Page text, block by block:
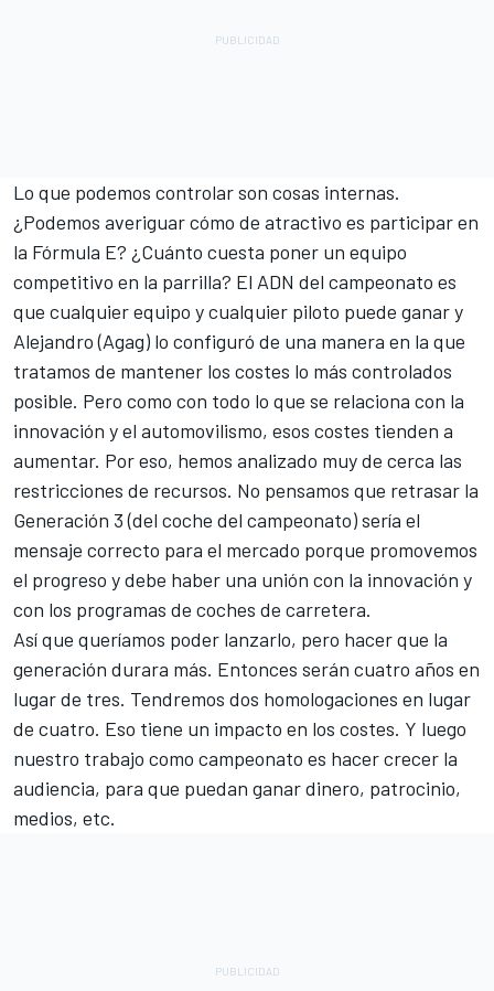
Lo que podemos controlar son cosas internas.
¿Podemos averiguar cómo de atractivo es participar en
la Fórmula E? ¿Cuánto cuesta poner un equipo
competitivo en la parrilla? El ADN del campeonato es
que cualquier equipo y cualquier piloto puede ganar y
Alejandro (Agag) lo configuró de una manera en la que
tratamos de mantener los costes lo más controlados
posible. Pero como con todo lo que se relaciona con la
innovación y el automovilismo, esos costes tienden a
aumentar. Por eso, hemos analizado muy de cerca las
restricciones de recursos. No pensamos que retrasar la
Generación 3 (del coche del campeonato) sería el
mensaje correcto para el mercado porque promovemos
el progreso y debe haber una unión con la innovación y
con los programas de coches de carretera.
Así que queríamos poder lanzarlo, pero hacer que la
generación durara más. Entonces serán cuatro años en
lugar de tres. Tendremos dos homologaciones en lugar
de cuatro. Eso tiene un impacto en los costes. Y luego
nuestro trabajo como campeonato es hacer crecer la
audiencia, para que puedan ganar dinero, patrocinio,
medios, etc.